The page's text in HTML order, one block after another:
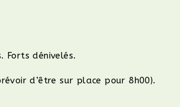
Forts dénivelés.
d’être sur place pour 8h00).